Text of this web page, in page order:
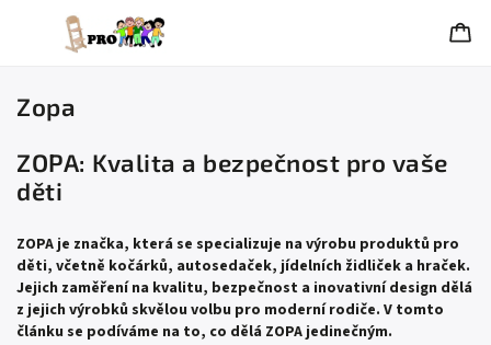
Zopa
ZOPA: Kvalita a bezpečnost pro vaše
děti
ZOPA je značka, která se specializuje na výrobu produktů pro
děti, včetně kočárků, autosedaček, jídelních židliček a hraček.
Jejich zaměření na kvalitu, bezpečnost a inovativní design dělá
z jejich výrobků skvělou volbu pro moderní rodiče. V tomto
článku se podíváme na to, co dělá ZOPA jedinečným.